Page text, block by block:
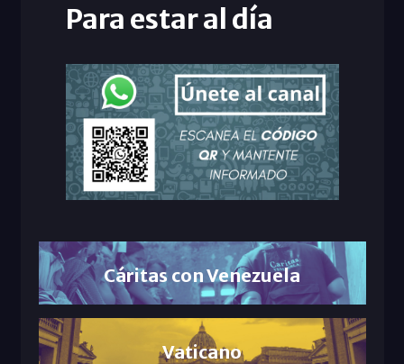
Para estar al día
Cáritas con Venezuela
Vaticano